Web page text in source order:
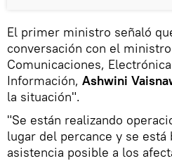
El primer ministro señaló
conversación con el
Comunicaciones,
Información, Ashwini
la situación".
"Se están realizando
lugar del percance y se está
asistencia posible a los